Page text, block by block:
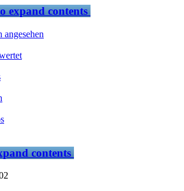
expand contents
angesehen
contents